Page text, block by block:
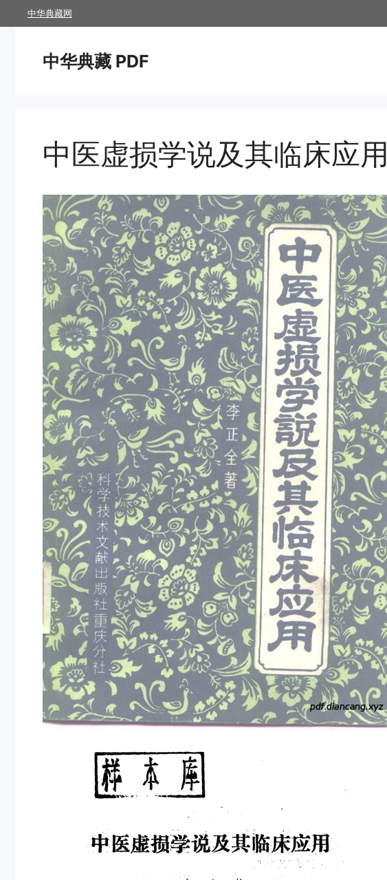
至
中华典藏网
中华典藏 PDF
中医虚损学说及其临床应用